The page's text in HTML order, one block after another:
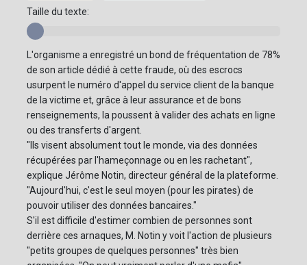
Taille du texte:
L'organisme a enregistré un bond de fréquentation de 78%
de son article dédié à cette fraude, où des escrocs
usurpent le numéro d'appel du service client de la banque
de la victime et, grâce à leur assurance et de bons
renseignements, la poussent à valider des achats en ligne
ou des transferts d'argent.
"Ils visent absolument tout le monde, via des données
récupérées par l'hameçonnage ou en les rachetant",
explique Jérôme Notin, directeur général de la plateforme.
"Aujourd'hui, c'est le seul moyen (pour les pirates) de
pouvoir utiliser des données bancaires."
S'il est difficile d'estimer combien de personnes sont
derrière ces arnaques, M. Notin y voit l'action de plusieurs
"petits groupes de quelques personnes" très bien